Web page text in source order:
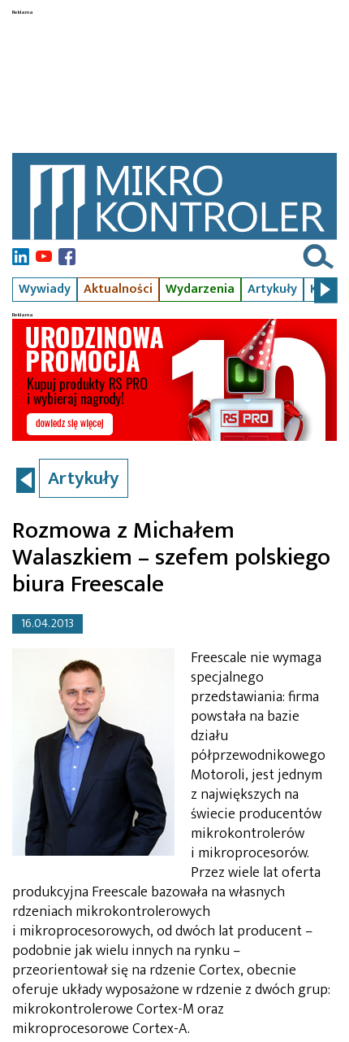
Wywiady Aktualności Wydarzenia Artykuły Kursy
Artykuły
Rozmowa z Michałem
Walaszkiem – szefem polskiego
biura Freescale
16.04.2013
Freescale nie wymaga
specjalnego
przedstawiania: firma
powstała na bazie
działu
półprzewodnikowego
Motoroli, jest jednym
z największych na
świecie producentów
mikrokontrolerów
i mikroprocesorów.
Przez wiele lat oferta
produkcyjna Freescale bazowała na własnych
rdzeniach mikrokontrolerowych
i mikroprocesorowych, od dwóch lat producent –
podobnie jak wielu innych na rynku –
przeorientował się na rdzenie Cortex, obecnie
oferuje układy wyposażone w rdzenie z dwóch grup:
mikrokontrolerowe Cortex-M oraz
mikroprocesorowe Cortex-A.